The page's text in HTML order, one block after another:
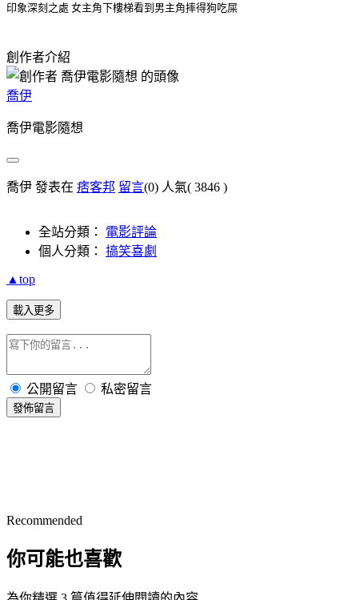
印象深刻之處 女主角下樓梯看到男主角摔得狗吃屎
創作者介紹
喬伊
喬伊電影隨想
喬伊 發表在 痞客邦 留言(0) 人氣( 3846 )
全站分類： 電影評論
個人分類： 搞笑喜劇
▲top
載入更多
公開留言 私密留言
發佈留言
Recommended
你可能也喜歡